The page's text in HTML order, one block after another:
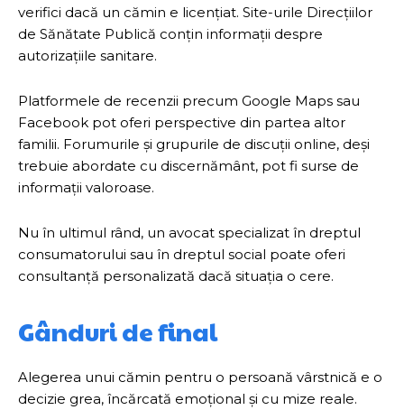
verifici dacă un cămin e licențiat. Site-urile Direcțiilor
de Sănătate Publică conțin informații despre
autorizațiile sanitare.
Platformele de recenzii precum Google Maps sau
Facebook pot oferi perspective din partea altor
familii. Forumurile și grupurile de discuții online, deși
trebuie abordate cu discernământ, pot fi surse de
informații valoroase.
Nu în ultimul rând, un avocat specializat în dreptul
consumatorului sau în dreptul social poate oferi
consultanță personalizată dacă situația o cere.
Gânduri de final
Alegerea unui cămin pentru o persoană vârstnică e o
decizie grea, încărcată emoțional și cu mize reale.